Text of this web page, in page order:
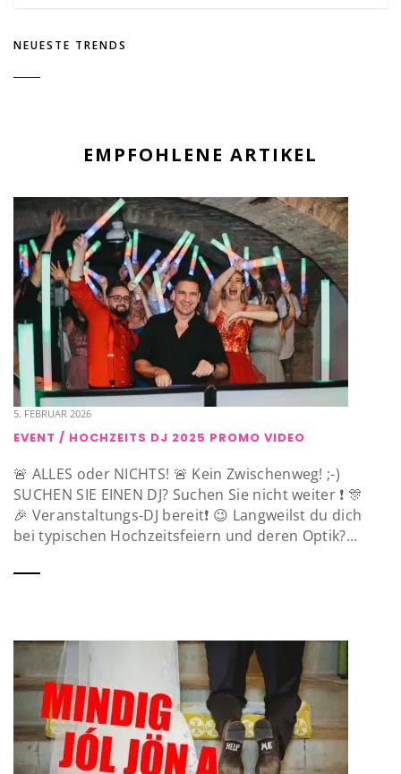
NEUESTE TRENDS
EMPFOHLENE ARTIKEL
5. FEBRUAR 2026
EVENT / HOCHZEITS DJ 2025 PROMO VIDEO
🚨 ALLES oder NICHTS! 🚨 Kein Zwischenweg! ;-)
SUCHEN SIE EINEN DJ? Suchen Sie nicht weiter ❗️ 🎊
🎉 Veranstaltungs-DJ bereit❗️ 😉 Langweilst du dich
bei typischen Hochzeitsfeiern und deren Optik?...